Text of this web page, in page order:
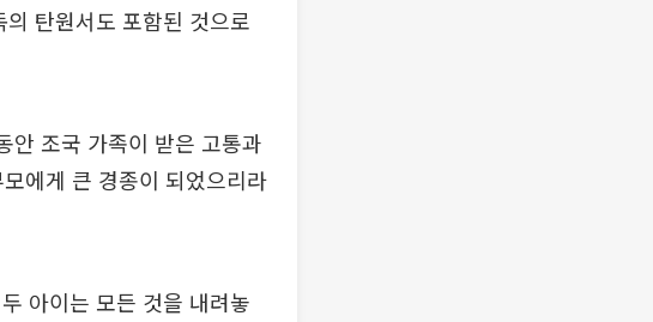
탄원서도 포함된 것으로
안 조국 가족이 받은 고통과
에게 큰 경종이 되었으리라
아이는 모든 것을 내려놓